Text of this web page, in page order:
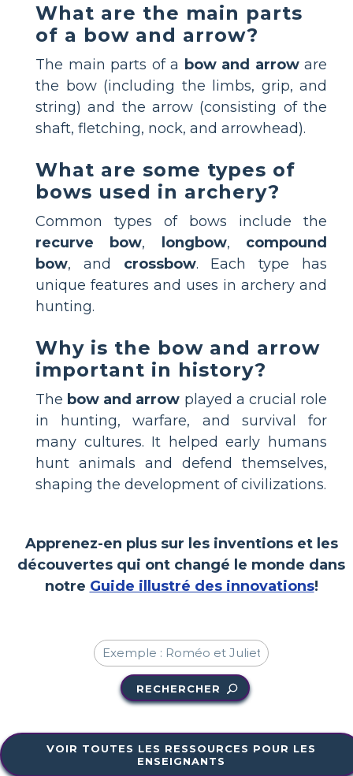
What are the main parts
of a bow and arrow?
The main parts of a bow and arroware
the bow (including the limbs, grip, and
string) and the arrow (consisting of the
shaft, fletching, nock, and arrowhead).
What are some types of
bows used in archery?
Common types of bows include the
recurve bow, longbow, compound
bow, and crossbow. Each type has
unique features and uses in archery and
hunting.
Why is the bow and arrow
important in history?
The bow and arrow played a crucial role
in hunting, warfare, and survival for
many cultures. It helped early humans
hunt animals and defend themselves,
shaping the development of civilizations.
Apprenez-en plus sur les inventions et les
découvertes qui ont changé le monde dans
notre Guide illustré des innovations!
RECHERCHER
VOIR TOUTES LES RESSOURCES POUR LES
ENSEIGNANTS